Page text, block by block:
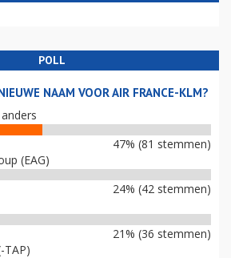
POLL
NAAM VOOR AIR FRANCE-KLM?
47% (81 stemmen)
(EAG)
24% (42 stemmen)
21% (36 stemmen)
TAP)